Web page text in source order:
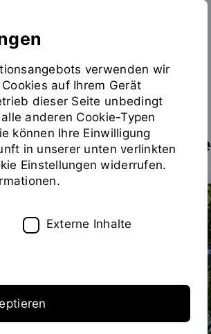
Sie
befinden
sich
auf
der
Seite
"International"
Studieren International
INHALT
International Office
verwenden wir
auf Ihrem Gerät
dieser Seite unbedingt
anderen Cookie-Typen
können Ihre Einwilligung
in unserer unten verlinkten
Einstellungen widerrufen.
Externe Inhalte